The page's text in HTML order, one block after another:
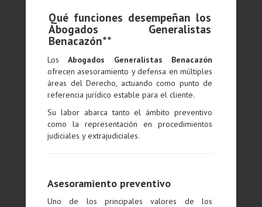
Qué funciones desempeñan los
Abogados Generalistas
Benacazón**
LosAbogados Generalistas Benacazón
ofrecen asesoramiento y defensa en múltiples
áreas del Derecho, actuando como punto de
referencia jurídico estable para el cliente.
Su labor abarca tanto el ámbito preventivo
como la representación en procedimientos
judiciales y extrajudiciales.
Asesoramiento preventivo
Uno de los principales valores de los